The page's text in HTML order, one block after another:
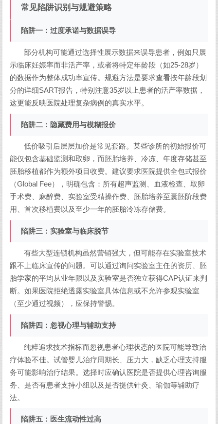
常见陷阱识别与规避策略
陷阱一：过度承诺与数据误导
部分机构可能通过选择性展示数据来误导患者，例如只展
示临床妊娠率而非活产率，或者将特定年龄段（如25-28岁）
的数据作为整体成功率宣传。规避方法是要求查看按年龄段划
分的详细SART报告，特别注意35岁以上患者的活产率数据，
这更能反映医院处理复杂病例的真实水平。
陷阱二：隐藏费用与模糊报价
低价吸引后层层加价是常见套路。某些诊所的初始报价可
能仅包含基础监测和取卵，而胚胎培养、冷冻、年度存储甚至
胚胎移植都作为额外项目收费。建议要求医院提供全包式报价
（Global Fee），明确包含：所有超声监测、血液检查、取卵
手术费、麻醉费、实验室受精操作费、胚胎培养至囊胚阶段费
用、首次移植费以及至少一年的胚胎冷冻存储费。
陷阱三：实验室与临床脱节
有些大型连锁机构虽然营销强大，但可能存在实验室技术
跟不上临床宣传的问题。可以通过询问实验室主任的资历、胚
胎学家的平均从业年限以及实验室是否独立获得CAP认证来判
断。如果医院拒绝透露实验室具体信息或不允许参观实验室
（至少通过视频），应保持警惕。
陷阱四：忽视心理与辅助支持
纯粹追求技术指标而忽视患者心理状态的医院可能导致治
疗体验不佳。试管婴儿治疗周期长、压力大，缺乏心理支持服
务可能影响治疗结果。选择时应确认医院是否提供心理咨询服
务、是否有患者支持小组以及是否提供针灸、瑜伽等辅助疗
法。
陷阱五：医生流动性过高